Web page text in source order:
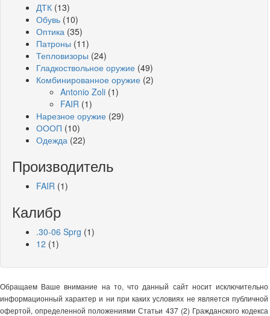
ДТК (13)
Обувь (10)
Оптика (35)
Патроны (11)
Тепловизоры (24)
Гладкоствольное оружие (49)
Комбинированное оружие (2)
Antonio Zoli (1)
FAIR (1)
Нарезное оружие (29)
ОООП (10)
Одежда (22)
Производитель
FAIR (1)
Калибр
.30-06 Sprg (1)
12 (1)
Обращаем Ваше внимание на то, что данный сайт носит исключительно
информационный характер и ни при каких условиях не является публичной
офертой, определенной положениями Статьи 437 (2) Гражданского кодекса